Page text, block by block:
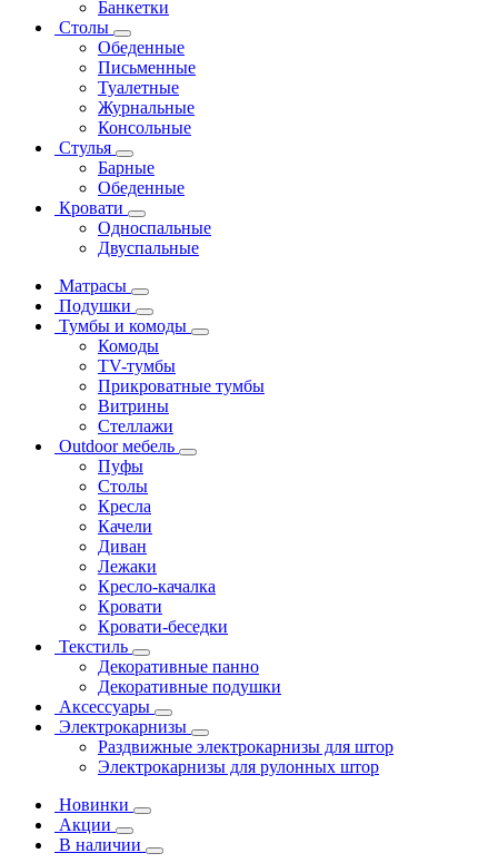
Банкетки
Столы
Обеденные
Письменные
Туалетные
Журнальные
Консольные
Стулья
Барные
Обеденные
Кровати
Односпальные
Двуспальные
Матрасы
Подушки
Тумбы и комоды
Комоды
ТV-тумбы
Прикроватные тумбы
Витрины
Стеллажи
Outdoor мебель
Пуфы
Столы
Кресла
Качели
Диван
Лежаки
Кресло-качалка
Кровати
Кровати-беседки
Текстиль
Декоративные панно
Декоративные подушки
Аксессуары
Электрокарнизы
Раздвижные электрокарнизы для штор
Электрокарнизы для рулонных штор
Новинки
Акции
В наличии